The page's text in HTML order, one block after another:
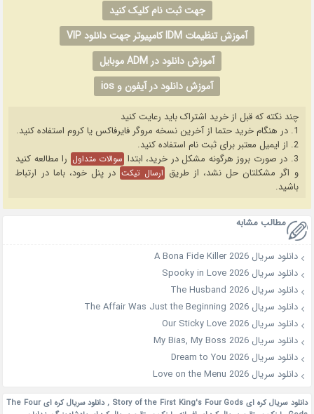
جهت ثبت نام کلیک کنید
آموزش تنظیمات IDM کامپیوتر جهت دانلود VIP
آموزش دانلود در ADM موبایل
آموزش دانلود در آیفون و ios
چند نکته که قبل از خرید اشتراک باید رعایت کنید
1. در هنگام خرید حتما از آخرین نسخه مروگر فایرفاکس یا کروم استفاده کنید.
2. از ایمیل معتبر برای ثبت نام استفاده کنید.
3. در صورت بروز هرگونه مشکل در خرید، ابتدا
سوالات متداول را مطالعه کنید
و اگر مشکلتان حل نشد، از طریق ارسال تیکت در پنل خود، باما در ارتباط
باشید.
مطالب مشابه
دانلود سریال A Bona Fide Killer 2026
دانلود سریال Spooky in Love 2026
دانلود سریال The Husband 2026
دانلود سریال The Affair Was Just the Beginning 2026
دانلود سریال Our Sticky Love 2026
دانلود سریال My Bias, My Boss 2026
دانلود سریال Dream to You 2026
دانلود سریال Love on the Menu 2026
دانلود سریال کره ای Story of the First King's Four Gods ,
دانلود سریال کره ای The Four